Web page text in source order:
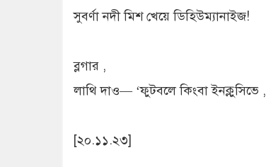
সুবর্ণা নদী মিশ খেয়ে ডিহিউম্যানাইজ!
ব্লগার ,
লাথি দাও— ‘ফুটবলে কিংবা ইনক্লুসিভে ,
[২০.১১.২৩]